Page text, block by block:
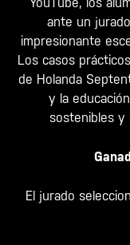
ante un
impresionante
Los casos
de Holanda
y la
sostenibles y
El jurado